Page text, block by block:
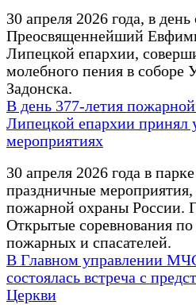
30 апреля 2026 года, в
Преосвященнейший
Липецкой епархии,
молебного пения в соборе
Задонска.
В день 377-летия
Липецкой епархии принял
мероприятиях
30 апреля 2026 года в
праздничные
пожарной охраны России.
Открытые соревнования
пожарных и спасателей.
В Главном управлении
состоялась встреча с
Церкви